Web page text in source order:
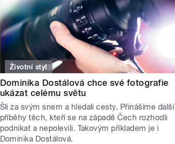
Životní styl
Dominika Dostálová chce své fotografie
ukázat celému světu
Šli za svým snem a hledali cesty. Přinášíme další
příběhy těch, kteří se na západě Čech rozhodli
podnikat a nepolevili. Takovým příkladem je i
Dominika Dostálová.